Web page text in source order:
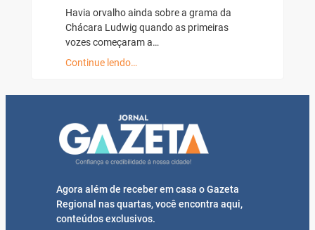
Havia orvalho ainda sobre a grama da
Chácara Ludwig quando as primeiras
vozes começaram a…
Continue lendo…
Agora além de receber em casa o Gazeta
Regional nas quartas, você encontra aqui,
conteúdos exclusivos.